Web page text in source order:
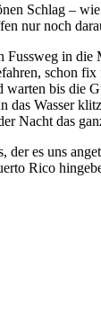
Schlag –
nur noch
in
schon
bis
Wasser
Nacht das
es uns
Rico